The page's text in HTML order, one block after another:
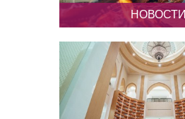
НОВОСТИ
Будьте в курсе
захватывающих
Даби